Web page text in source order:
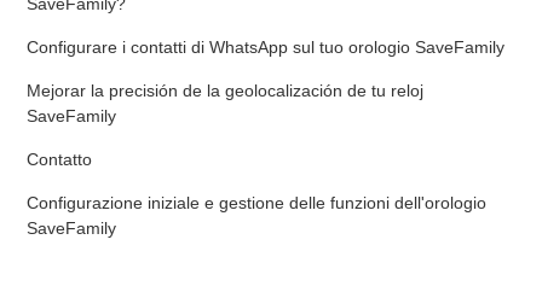
SaveFamily?
Configurare i contatti di WhatsApp sul tuo orologio SaveFamily
Mejorar la precisión de la geolocalización de tu reloj
SaveFamily
Contatto
Configurazione iniziale e gestione delle funzioni dell'orologio
SaveFamily